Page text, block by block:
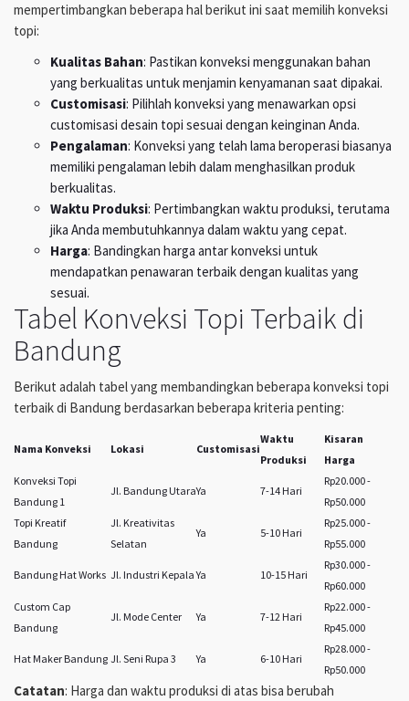
mempertimbangkan beberapa hal berikut ini saat memilih konveksi
topi:
Kualitas Bahan: Pastikan konveksi menggunakan bahan
yang berkualitas untuk menjamin kenyamanan saat dipakai.
Customisasi: Pilihlah konveksi yang menawarkan opsi
customisasi desain topi sesuai dengan keinginan Anda.
Pengalaman: Konveksi yang telah lama beroperasi biasanya
memiliki pengalaman lebih dalam menghasilkan produk
berkualitas.
Waktu Produksi: Pertimbangkan waktu produksi, terutama
jika Anda membutuhkannya dalam waktu yang cepat.
Harga: Bandingkan harga antar konveksi untuk
mendapatkan penawaran terbaik dengan kualitas yang
sesuai.
Tabel Konveksi Topi Terbaik di
Bandung
Berikut adalah tabel yang membandingkan beberapa konveksi topi
terbaik di Bandung berdasarkan beberapa kriteria penting:
Nama Konveksi Lokasi Customisasi
Waktu
Produksi
Kisaran
Harga
Konveksi Topi
Bandung 1
Jl. Bandung UtaraYa 7-14 Hari
Rp20.000 -
Rp50.000
Topi Kreatif
Bandung
Jl. Kreativitas
Selatan
Ya 5-10 Hari
Rp25.000 -
Rp55.000
Bandung Hat Works Jl. Industri Kepala Ya 10-15 Hari
Rp30.000 -
Rp60.000
Custom Cap
Bandung
Jl. Mode Center Ya 7-12 Hari
Rp22.000 -
Rp45.000
Hat Maker Bandung Jl. Seni Rupa 3 Ya 6-10 Hari
Rp28.000 -
Rp50.000
Catatan: Harga dan waktu produksi di atas bisa berubah